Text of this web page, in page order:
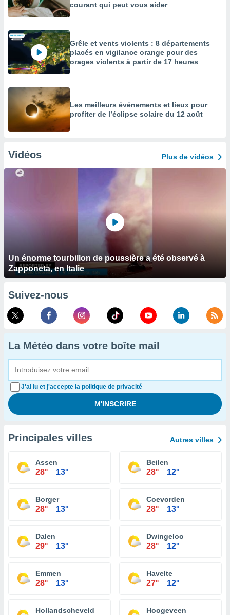
courant qui peut vous aider
Grêle et vents violents : 8 départements
placés en vigilance orange pour des
orages violents à partir de 17 heures
Les meilleurs événements et lieux pour
profiter de l’éclipse solaire du 12 août
Vidéos Plus de vidéos
Un énorme tourbillon de poussière a été observé à
Zapponeta, en Italie
Suivez-nous
La Météo dans votre boîte mail
J'ai lu et j'accepte la politique de privacité
Principales villes Autres villes
Assen
28° 13°
Beilen
28° 12°
Borger
28° 13°
Coevorden
28° 13°
Dalen
29° 13°
Dwingeloo
28° 12°
Emmen
28° 13°
Havelte
27° 12°
Hollandscheveld Hoogeveen